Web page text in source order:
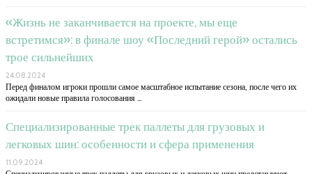
«Жизнь не заканчивается на проекте, мы еще
встретимся»: в финале шоу «Последний герой» остались
трое сильнейших
24.08.2024
Перед финалом игроки прошли самое масштабное испытание сезона, после чего их
ожидали новые правила голосования …
Специализированные трек паллеты для грузовых и
легковых шин: особенности и сфера применения
11.09.2024